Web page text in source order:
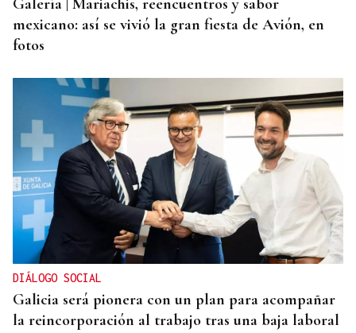
mexicano: así se vivió la gran fiesta de Avión, en
fotos
DIÁLOGO SOCIAL
Galicia será pionera con un plan para acompañar
la reincorporación al trabajo tras una baja laboral